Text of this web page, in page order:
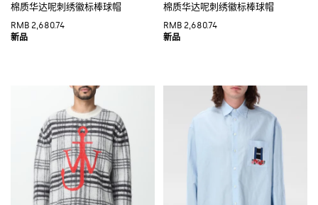
棉质华达呢刺绣徽标棒球帽
RMB 2,680.74
棉质华达呢刺绣徽标棒球帽
RMB 2,680.74